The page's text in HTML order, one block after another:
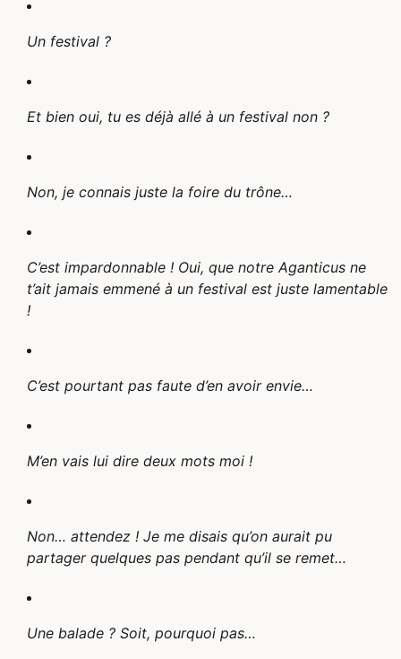
Un festival ?
Et bien oui, tu es déjà allé à un festival non ?
Non, je connais juste la foire du trône…
C’est impardonnable ! Oui, que notre Aganticus ne
t’ait jamais emmené à un festival est juste lamentable
!
C’est pourtant pas faute d’en avoir envie…
M’en vais lui dire deux mots moi !
Non… attendez ! Je me disais qu’on aurait pu
partager quelques pas pendant qu’il se remet…
Une balade ? Soit, pourquoi pas…